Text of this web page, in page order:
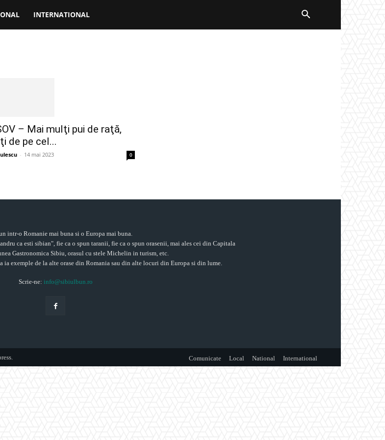
INTERNATIONAL
– Mai mulţi pui de raţă,
de pe cel...
- 14 mai 2023 0
intr-o Romanie mai buna si o Europa mai buna.
ca esti sibian", fie ca o spun taranii, fie ca o spun orasenii, mai ales cei din Capitala
Gastronomica Sibiu, orasul cu stele Michelin in turism, etc.
ia exemple de la alte orase din Romania sau din alte locuri din Europa si din lume.
Scrie-ne: info@sibiulbun.ro
Comunicate Local National International